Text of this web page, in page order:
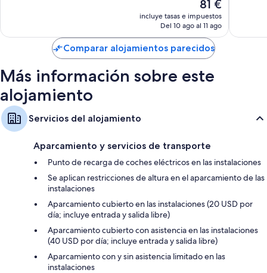
Además, otros servicios de los que disfrutarás en todas las habitaciones
incluyen los siguientes:
Reciclaje y bombillas LED
Baños con bañeras profundas y artículos de higiene personal
gratuitos
Televisiones de alta definición de 42 pulgadas con canales premium
Armarios o roperos, cunas gratuitas y servicio de limpieza diario
precio
actual
de
81 €
81 €
incluye tasas e impuestos
Del 10 ago al 11 ago
Comparar alojamientos parecidos
Más información sobre este
alojamiento
Servicios del alojamiento
Aparcamiento y servicios de transporte
Punto de recarga de coches eléctricos en las instalaciones
Se aplican restricciones de altura en el aparcamiento de las
instalaciones
Aparcamiento cubierto en las instalaciones (20 USD por
día; incluye entrada y salida libre)
Aparcamiento cubierto con asistencia en las instalaciones
(40 USD por día; incluye entrada y salida libre)
Aparcamiento con y sin asistencia limitado en las
instalaciones